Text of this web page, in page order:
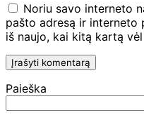
Noriu savo interneto
pašto adresą ir interneto
iš naujo, kai kitą kartą
Paieška